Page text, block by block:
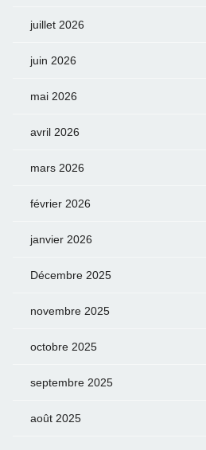
juillet 2026
juin 2026
mai 2026
avril 2026
mars 2026
février 2026
janvier 2026
Décembre 2025
novembre 2025
octobre 2025
septembre 2025
août 2025